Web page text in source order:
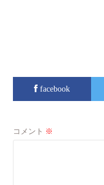
facebook
コメント ※